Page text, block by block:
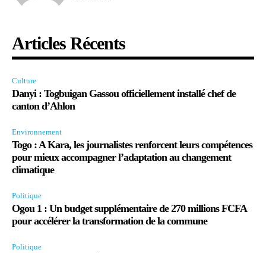
Articles Récents
Culture
Danyi : Togbuigan Gassou officiellement installé chef de
canton d’Ahlon
Environnement
Togo : A Kara, les journalistes renforcent leurs compétences
pour mieux accompagner l’adaptation au changement
climatique
Politique
Ogou 1 : Un budget supplémentaire de 270 millions FCFA
pour accélérer la transformation de la commune
Politique